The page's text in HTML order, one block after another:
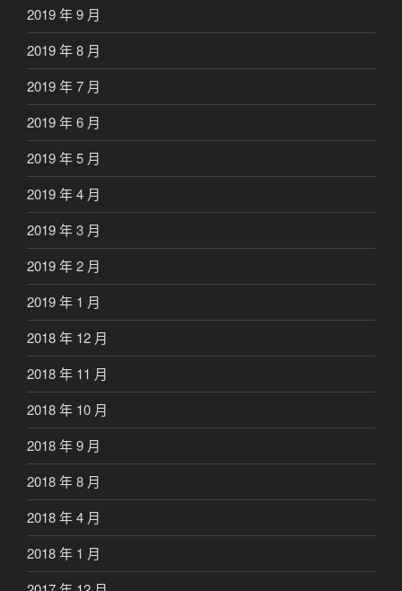
2019 年 9 月
2019 年 8 月
2019 年 7 月
2019 年 6 月
2019 年 5 月
2019 年 4 月
2019 年 3 月
2019 年 2 月
2019 年 1 月
2018 年 12 月
2018 年 11 月
2018 年 10 月
2018 年 9 月
2018 年 8 月
2018 年 4 月
2018 年 1 月